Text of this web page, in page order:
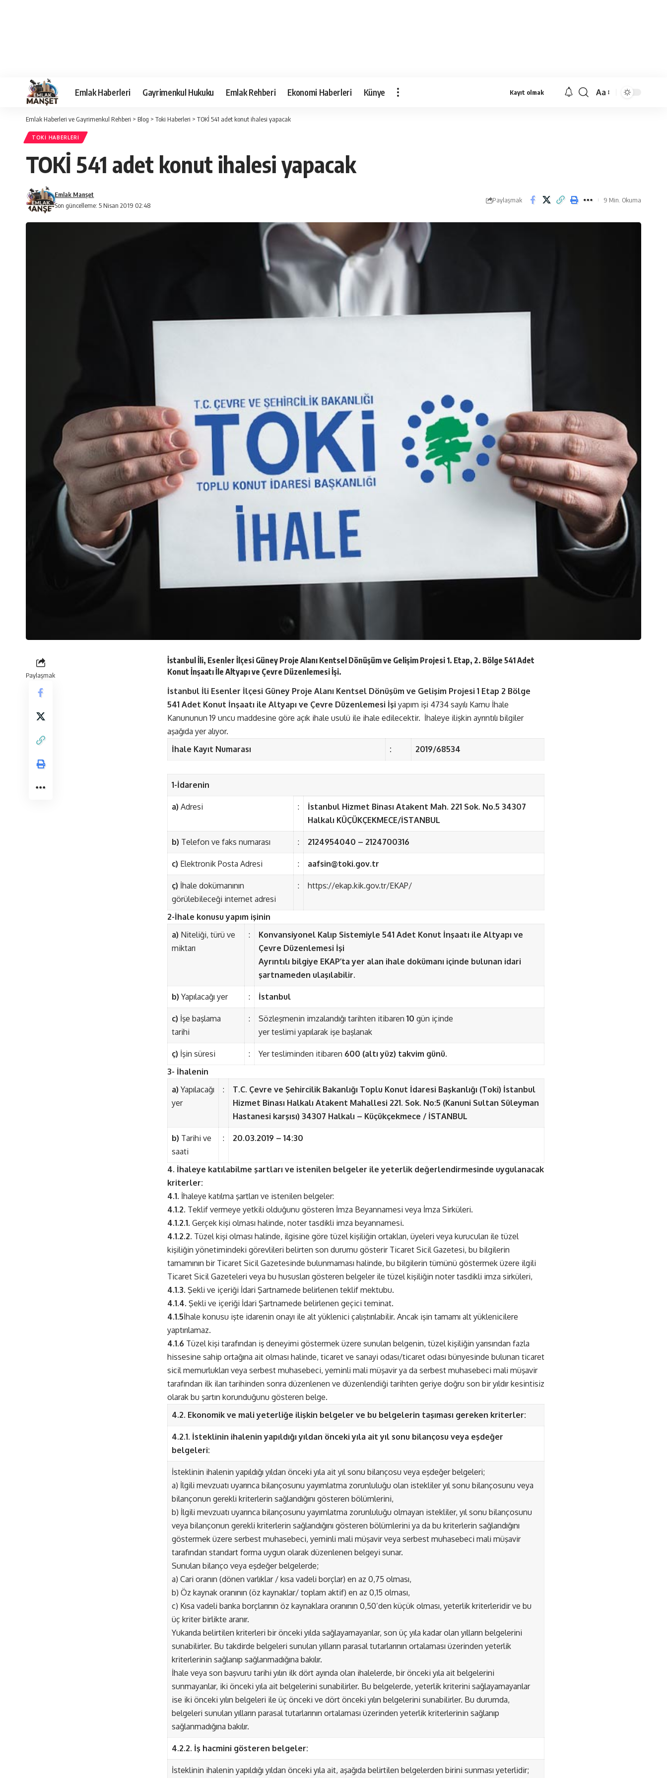
Emlak Haberleri Gayrimenkul Hukuku Emlak Rehberi Ekonomi Haberleri Künye Kayıt olmak
Yazı
Aa
Emlak Haberleri ve Gayrimenkul Rehberi > Blog > Toki Haberleri > TOKİ 541 adet konut ihalesi yapacak
TOKI HABERLERI
TOKİ 541 adet konut ihalesi yapacak
Son güncelleme: 5 Nisan 2019 02:48
Emlak Manşet
Paylaşmak 9 Min. Okuma
Paylaşmak
İstanbul İli, Esenler İlçesi Güney Proje Alanı Kentsel Dönüşüm ve Gelişim Projesi 1. Etap, 2. Bölge 541 Adet
Konut İnşaatı İle Altyapı ve Çevre Düzenlemesi İşi.
İstanbul İli Esenler İlçesi Güney Proje Alanı Kentsel Dönüşüm ve Gelişim Projesi 1 Etap 2 Bölge
541 Adet Konut İnşaatı ile Altyapı ve Çevre Düzenlemesi İşi yapım işi 4734 sayılı Kamu İhale
Kanununun 19 uncu maddesine göre açık ihale usulü ile ihale edilecektir. İhaleye ilişkin ayrıntılı bilgiler
aşağıda yer alıyor.
İhale Kayıt Numarası
: 2019/68534
1-İdarenin
a) Adresi :
İstanbul Hizmet Binası Atakent Mah. 221 Sok. No.5 34307
Halkalı KÜÇÜKÇEKMECE/İSTANBUL
b) Telefon ve faks numarası : 2124954040 – 2124700316
c) Elektronik Posta Adresi : aafsin@toki.gov.tr
ç) İhale dokümanının
görülebileceği internet adresi
: https://ekap.kik.gov.tr/EKAP/
2-İhale konusu yapım işinin
a) Niteliği, türü ve
miktarı
:
Konvansiyonel Kalıp Sistemiyle 541 Adet Konut İnşaatı ile Altyapı ve
Çevre Düzenlemesi İşi
Ayrıntılı bilgiye EKAP’ta yer alan ihale dokümanı içinde bulunan idari
şartnameden ulaşılabilir.
b) Yapılacağı yer : İstanbul
c) İşe başlama
tarihi
: Sözleşmenin imzalandığı tarihten itibaren 10 gün içinde
yer teslimi yapılarak işe başlanak
ç) İşin süresi : Yer tesliminden itibaren 600 (altı yüz) takvim günü.
3- İhalenin
a) Yapılacağı
yer
:
T.C. Çevre ve Şehircilik Bakanlığı Toplu Konut İdaresi Başkanlığı (Toki) İstanbul
Hizmet Binası Halkalı Atakent Mahallesi 221. Sok. No:5 (Kanuni Sultan Süleyman
Hastanesi karşısı) 34307 Halkalı – Küçükçekmece / İSTANBUL
b) Tarihi ve
saati
: 20.03.2019 – 14:30
4. İhaleye katılabilme şartları ve istenilen belgeler ile yeterlik değerlendirmesinde uygulanacak
kriterler:
4.1. İhaleye katılma şartları ve istenilen belgeler:
4.1.2. Teklif vermeye yetkili olduğunu gösteren İmza Beyannamesi veya İmza Sirküleri.
4.1.2.1. Gerçek kişi olması halinde, noter tasdikli imza beyannamesi.
4.1.2.2. Tüzel kişi olması halinde, ilgisine göre tüzel kişiliğin ortakları, üyeleri veya kurucuları ile tüzel
kişiliğin yönetimindeki görevlileri belirten son durumu gösterir Ticaret Sicil Gazetesi, bu bilgilerin
tamamının bir Ticaret Sicil Gazetesinde bulunmaması halinde, bu bilgilerin tümünü göstermek üzere ilgili
Ticaret Sicil Gazeteleri veya bu hususları gösteren belgeler ile tüzel kişiliğin noter tasdikli imza sirküleri,
4.1.3. Şekli ve içeriği İdari Şartnamede belirlenen teklif mektubu.
4.1.4. Şekli ve içeriği İdari Şartnamede belirlenen geçici teminat.
4.1.5İhale konusu işte idarenin onayı ile alt yüklenici çalıştırılabilir. Ancak işin tamamı alt yüklenicilere
yaptırılamaz.
4.1.6 Tüzel kişi tarafından iş deneyimi göstermek üzere sunulan belgenin, tüzel kişiliğin yarısından fazla
hissesine sahip ortağına ait olması halinde, ticaret ve sanayi odası/ticaret odası bünyesinde bulunan ticaret
sicil memurlukları veya serbest muhasebeci, yeminli mali müşavir ya da serbest muhasebeci mali müşavir
tarafından ilk ilan tarihinden sonra düzenlenen ve düzenlendiği tarihten geriye doğru son bir yıldır kesintisiz
olarak bu şartın korunduğunu gösteren belge.
4.2. Ekonomik ve mali yeterliğe ilişkin belgeler ve bu belgelerin taşıması gereken kriterler:
4.2.1. İsteklinin ihalenin yapıldığı yıldan önceki yıla ait yıl sonu bilançosu veya eşdeğer
belgeleri:
İsteklinin ihalenin yapıldığı yıldan önceki yıla ait yıl sonu bilançosu veya eşdeğer belgeleri;
a) İlgili mevzuatı uyarınca bilançosunu yayımlatma zorunluluğu olan istekliler yıl sonu bilançosunu veya
bilançonun gerekli kriterlerin sağlandığını gösteren bölümlerini,
b) İlgili mevzuatı uyarınca bilançosunu yayımlatma zorunluluğu olmayan istekliler, yıl sonu bilançosunu
veya bilançonun gerekli kriterlerin sağlandığını gösteren bölümlerini ya da bu kriterlerin sağlandığını
göstermek üzere serbest muhasebeci, yeminli mali müşavir veya serbest muhasebeci mali müşavir
tarafından standart forma uygun olarak düzenlenen belgeyi sunar.
Sunulan bilanço veya eşdeğer belgelerde;
a) Cari oranın (dönen varlıklar / kısa vadeli borçlar) en az 0,75 olması,
b) Öz kaynak oranının (öz kaynaklar/ toplam aktif) en az 0,15 olması,
c) Kısa vadeli banka borçlarının öz kaynaklara oranının 0,50’den küçük olması, yeterlik kriterleridir ve bu
üç kriter birlikte aranır.
Yukarıda belirtilen kriterleri bir önceki yılda sağlayamayanlar, son üç yıla kadar olan yılların belgelerini
sunabilirler. Bu takdirde belgeleri sunulan yılların parasal tutarlarının ortalaması üzerinden yeterlik
kriterlerinin sağlanıp sağlanmadığına bakılır.
İhale veya son başvuru tarihi yılın ilk dört ayında olan ihalelerde, bir önceki yıla ait belgelerini
sunmayanlar, iki önceki yıla ait belgelerini sunabilirler. Bu belgelerde, yeterlik kriterini sağlayamayanlar
ise iki önceki yılın belgeleri ile üç önceki ve dört önceki yılın belgelerini sunabilirler. Bu durumda,
belgeleri sunulan yılların parasal tutarlarının ortalaması üzerinden yeterlik kriterlerinin sağlanıp
sağlanmadığına bakılır.
4.2.2. İş hacmini gösteren belgeler:
İsteklinin ihalenin yapıldığı yıldan önceki yıla ait, aşağıda belirtilen belgelerden birini sunması yeterlidir;